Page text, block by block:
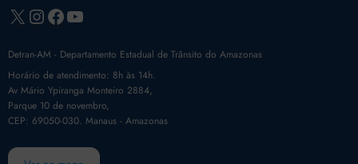
X Instagram
Facebook
Youtube
Detran-AM - Departamento Estadual de Trânsito do Amazonas
Horário de atendimento: 8h às 14h.
Av Mário Ypiranga Monteiro 2884,
Parque 10 de novembro,
CEP: 69050-030. Manaus - Amazonas